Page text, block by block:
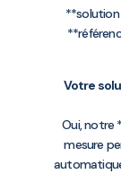
**solution
Votre
Oui, notre
mesure